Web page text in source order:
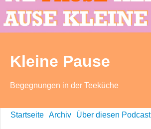
Kleine Pause
Begegnungen in der Teeküche
Startseite Archiv Über diesen Podcast